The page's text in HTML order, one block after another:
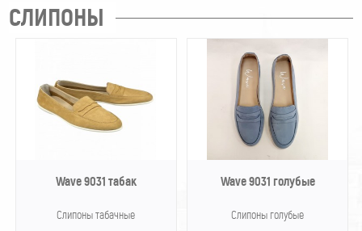
СЛИПОНЫ
Wave 9031 табак
Слипоны табачные
Wave 9031 голубые
Слипоны голубые